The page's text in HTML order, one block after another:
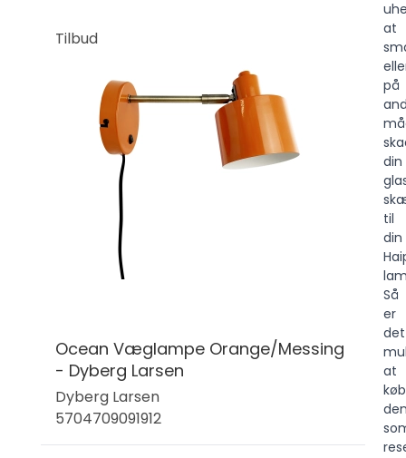
Tilbud
Ocean Væglampe Orange/Messing
- Dyberg Larsen
Dyberg Larsen
5704709091912
at
på
din
til
din
Så
er
det
at